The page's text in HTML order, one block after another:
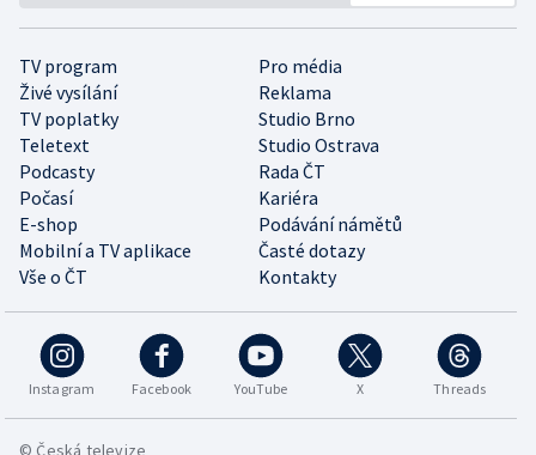
TV program
Pro média
Živé vysílání
Reklama
TV poplatky
Studio Brno
Teletext
Studio Ostrava
Podcasty
Rada ČT
Počasí
Kariéra
E-shop
Podávání námětů
Mobilní a TV aplikace
Časté dotazy
Vše o ČT
Kontakty
Instagram Facebook YouTube X Threads
© Česká televize